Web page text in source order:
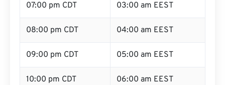
07:00 pm CDT 03:00 am EEST
08:00 pm CDT 04:00 am EEST
09:00 pm CDT 05:00 am EEST
10:00 pm CDT 06:00 am EEST